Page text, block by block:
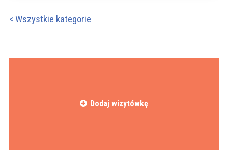
< Wszystkie kategorie
Dodaj wizytówkę